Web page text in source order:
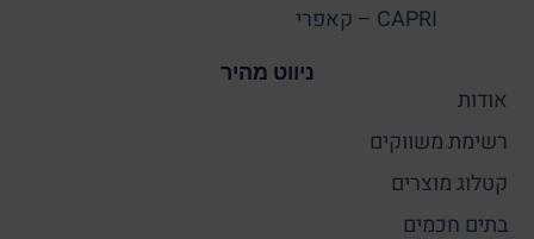
CAPRI – קאפרי
ניווט מהיר
אודות
רשימת משווקים
קטלוג מוצרים
בתים חכמים